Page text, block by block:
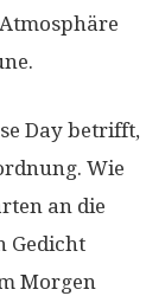
Day betrifft,
Wie
an die
Gedicht
Morgen